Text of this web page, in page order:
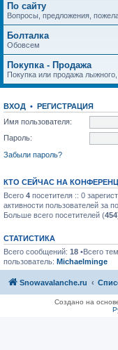
По сайту
Вопросы, предложения,
Болталка
Обовсем
Покупка - Продажа
Покупка или продажа
ВХОД • РЕГИСТРАЦИЯ
Имя пользователя:
Пароль:
Забыли пароль?
КТО СЕЙЧАС НА
Всего 4 посетителя :: 0
активности пользователей за
Больше всего посетителей (454
СТАТИСТИКА
Всего сообщений: 18 •Всего
пользователь: Michaelminge
Snowavalanche.ru
Создано на